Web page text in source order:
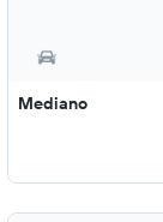
Mediano